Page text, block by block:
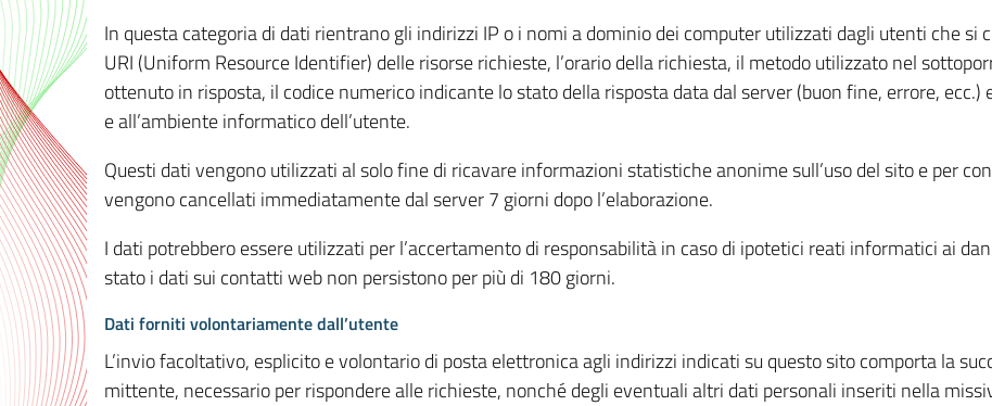
In questa categoria di dati rientrano gli indirizzi IP o i nomi a dominio dei computer utilizzati dagli utenti che
URI (Uniform Resource Identifier) delle risorse richieste, l’orario della richiesta, il metodo utilizzato nel
ottenuto in risposta, il codice numerico indicante lo stato della risposta data dal server (buon fine, errore,
e all’ambiente informatico dell’utente.
Questi dati vengono utilizzati al solo fine di ricavare informazioni statistiche anonime sull’uso del sito e per
vengono cancellati immediatamente dal server 7 giorni dopo l’elaborazione.
I dati potrebbero essere utilizzati per l’accertamento di responsabilità in caso di ipotetici reati informatici ai
stato i dati sui contatti web non persistono per più di 180 giorni.
Dati forniti volontariamente dall’utente
L’invio facoltativo, esplicito e volontario di posta elettronica agli indirizzi indicati su questo sito comporta la
mittente, necessario per rispondere alle richieste, nonché degli eventuali altri dati personali inseriti nella